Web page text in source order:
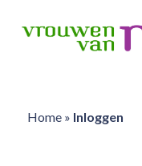
Home» Inloggen